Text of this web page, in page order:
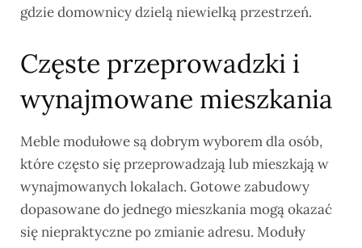
gdzie domownicy dzielą niewielką przestrzeń.
Częste przeprowadzki i
wynajmowane mieszkania
Meble modułowe są dobrym wyborem dla osób,
które często się przeprowadzają lub mieszkają w
wynajmowanych lokalach. Gotowe zabudowy
dopasowane do jednego mieszkania mogą okazać
się niepraktyczne po zmianie adresu. Moduły